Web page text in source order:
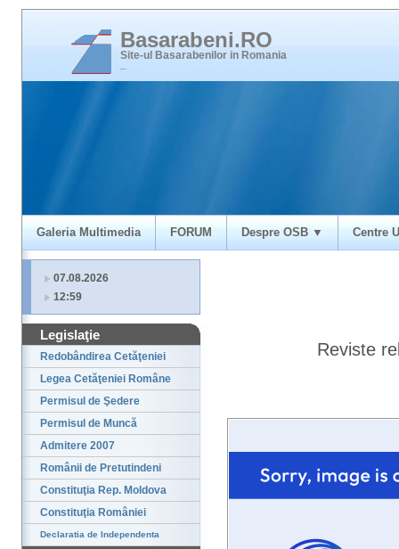
Basarabeni.RO
Site-ul Basarabenilor in Romania
Galeria Multimedia FORUM Despre OSB ▼ Centre
07.08.2026
12:59
Legislaţie
Redobândirea Cetăţeniei
Legea Cetăţeniei Române
Permisul de Şedere
Permisul de Muncă
Admitere 2007
Românii de Pretutindeni
Constituţia Rep. Moldova
Constituţia României
Declaratia de Independenta
Reviste